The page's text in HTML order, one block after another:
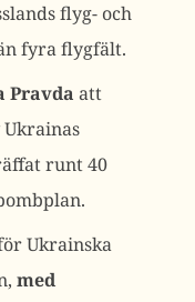
flyg- och
fyra flygfält.
Pravda att
runt 40
Ukrainska
med